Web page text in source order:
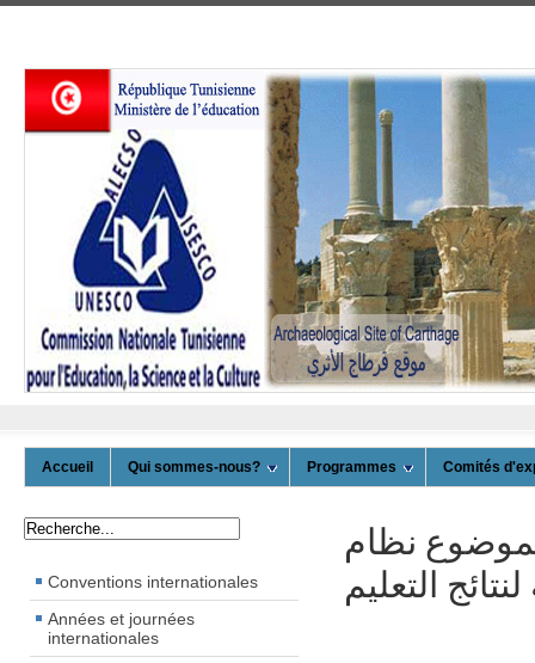
Accueil Qui sommes-nous? Programmes Comités
Conventions internationales
Années et journées
internationales
نظام
التعليم